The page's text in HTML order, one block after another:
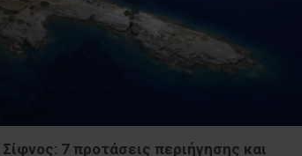
Σίφνος: 7 προτάσεις περιήγησης και